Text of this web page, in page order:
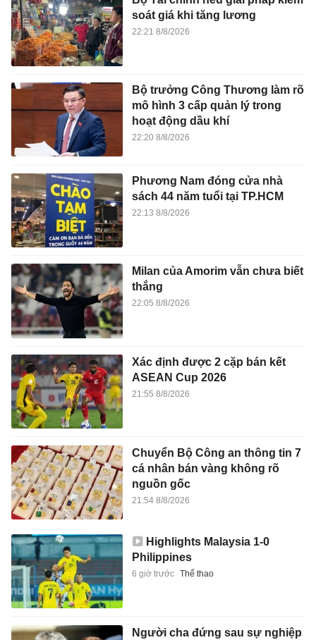
soát giá khi tăng lương
22:21 8/8/2026
Bộ trưởng Công Thương làm rõ
mô hình 3 cấp quản lý trong
hoạt động dầu khí
22:20 8/8/2026
Phương Nam đóng cửa nhà
sách 44 năm tuổi tại TP.HCM
22:13 8/8/2026
Milan của Amorim vẫn chưa biết
thắng
22:05 8/8/2026
Xác định được 2 cặp bán kết
ASEAN Cup 2026
21:55 8/8/2026
Chuyển Bộ Công an thông tin 7
cá nhân bán vàng không rõ
nguồn gốc
21:54 8/8/2026
Highlights Malaysia 1-0
Philippines
6 giờ trước Thể thao
Người cha đứng sau sự nghiệp